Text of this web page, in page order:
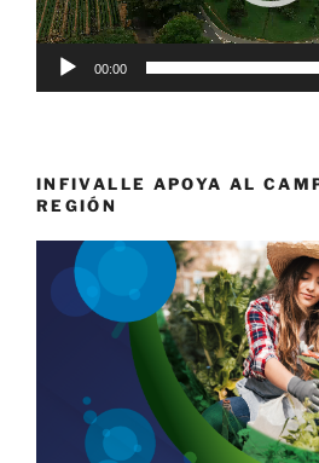
00:00
INFIVALLE APOYA AL
REGIÓN